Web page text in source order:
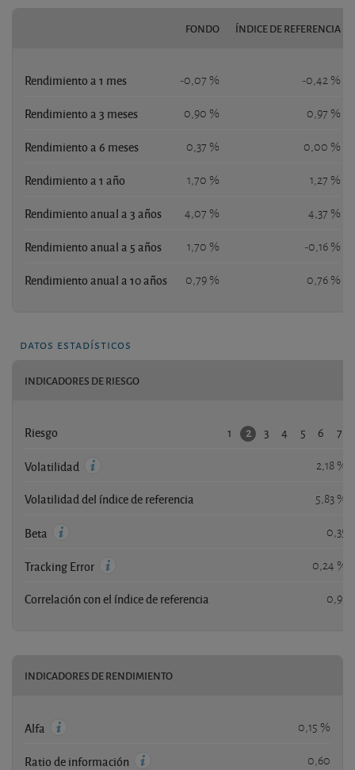
FONDO ÍNDICE DE REFERENCIA
Rendimiento a 1 mes -0,07 % -0,42 %
Rendimiento a 3 meses 0,90 % 0,97 %
Rendimiento a 6 meses 0,37 % 0,00 %
Rendimiento a 1 año 1,70 % 1,27 %
Rendimiento anual a 3 años 4,07 % 4,37 %
Rendimiento anual a 5 años 1,70 % -0,16 %
Rendimiento anual a 10 años 0,79 % 0,76 %
datos estadísticos
INDICADORES DE RIESGO
Riesgo 1 2 3 4 5 6 7
Volatilidad 2,18 %
Volatilidad del índice de referencia 5,83 %
Beta 0,35
Tracking Error 0,24 %
Correlación con el índice de referencia 0,93
INDICADORES DE RENDIMIENTO
Alfa 0,15 %
Ratio de información 0,60